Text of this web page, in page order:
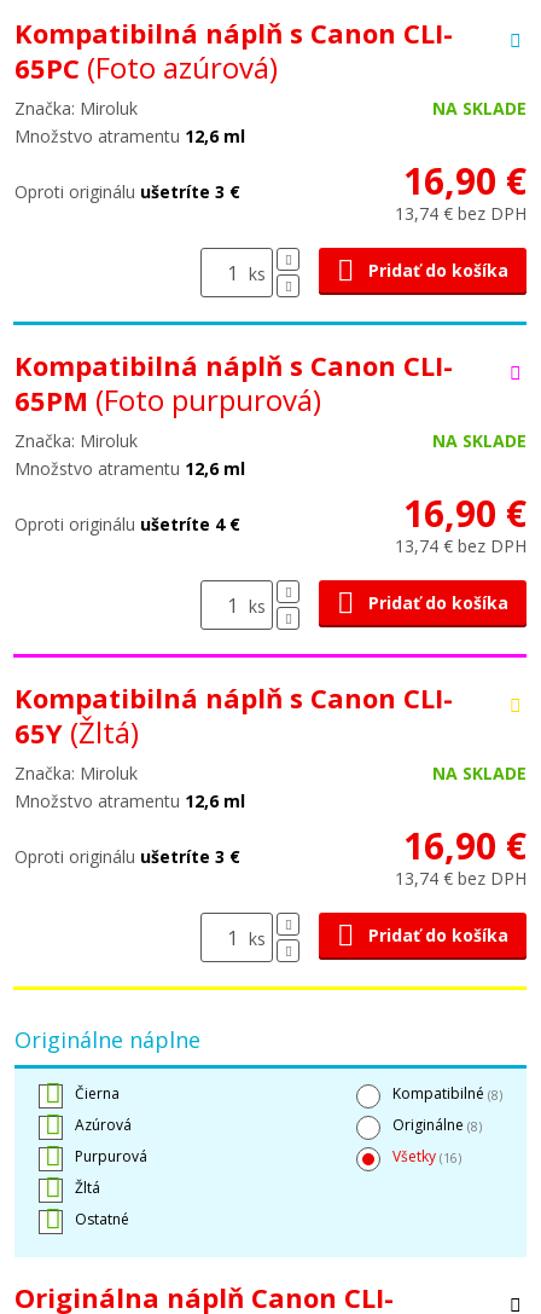
Kompatibilná náplň s Canon CLI-
65PC (Foto azúrová)
Značka: Miroluk
NA SKLADE
Množstvo atramentu 12,6 ml
Oproti originálu ušetríte 3 € 16,90 €
13,74 € bez DPH
ks Pridať do košíka
Kompatibilná náplň s Canon CLI-
65PM (Foto purpurová)
Značka: Miroluk
NA SKLADE
Množstvo atramentu 12,6 ml
Oproti originálu ušetríte 4 € 16,90 €
13,74 € bez DPH
ks Pridať do košíka
Kompatibilná náplň s Canon CLI-
65Y (Žltá)
Značka: Miroluk
NA SKLADE
Množstvo atramentu 12,6 ml
Oproti originálu ušetríte 3 € 16,90 €
13,74 € bez DPH
ks Pridať do košíka
Originálne náplne
Čierna
Azúrová
Purpurová
Žltá
Ostatné
Kompatibilné (8)
Originálne (8)
Všetky (16)
Originálna náplň Canon CLI-